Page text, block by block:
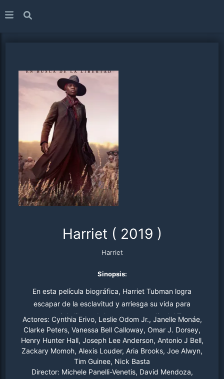
Harriet ( 2019 )
Harriet
Sinopsis:
En esta película biográfica, Harriet Tubman logra
escapar de la esclavitud y arriesga su vida para
conseguir la libertad de otros por medio del Tren
Subterráneo.
Actores: Cynthia Erivo, Leslie Odom Jr., Janelle Monáe,
Clarke Peters, Vanessa Bell Calloway, Omar J. Dorsey,
Henry Hunter Hall, Joseph Lee Anderson, Antonio J Bell,
Zackary Momoh, Alexis Louder, Aria Brooks, Joe Alwyn,
Tim Guinee, Nick Basta
Director: Michele Panelli-Venetis, David Mendoza,